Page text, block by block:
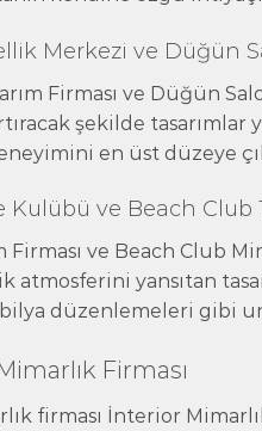
Merkezi ve Düğün
Firması ve Düğün
şekilde tasarımlar
en üst düzeye
ve Beach Club
ve Beach Club
atmosferini yansıtan
düzenlemeleri gibi
Firması
firması İnterior